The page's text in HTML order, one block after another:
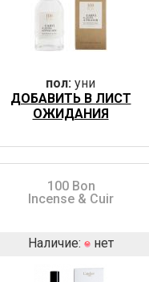
пол: уни
ДОБАВИТЬ В ЛИСТ
ОЖИДАНИЯ
100 Bon
Incense & Cuir
Наличие: нет